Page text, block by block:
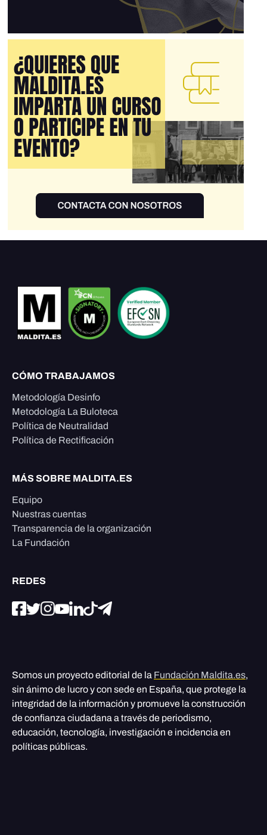
CÓMO TRABAJAMOS
Metodología Desinfo
Metodología La Buloteca
Política de Neutralidad
Política de Rectificación
MÁS SOBRE MALDITA.ES
Equipo
Nuestras cuentas
Transparencia de la organización
La Fundación
REDES
Somos un proyecto editorial de la Fundación Maldita.es,
sin ánimo de lucro y con sede en España, que protege la
integridad de la información y promueve la construcción
de confianza ciudadana a través de periodismo,
educación, tecnología, investigación e incidencia en
políticas públicas.